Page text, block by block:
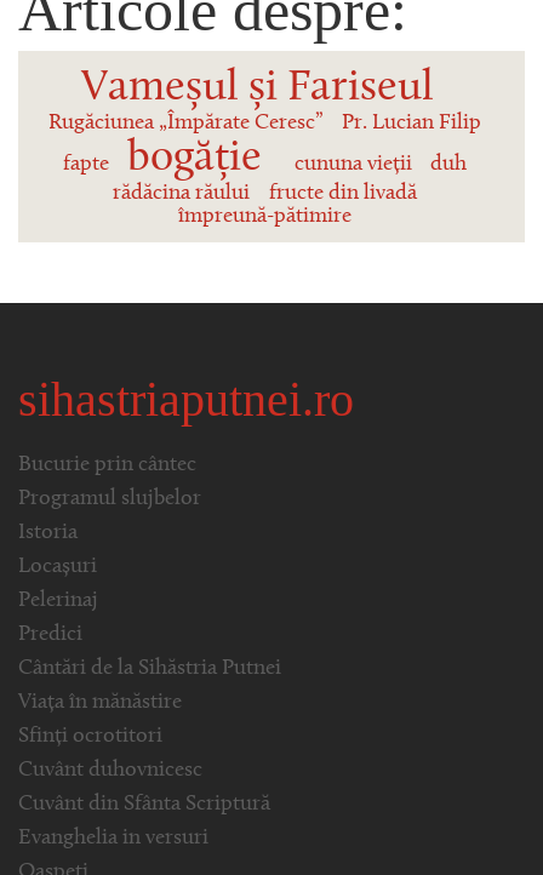
Vameșul și Fariseul
Rugăciunea „Împărate Ceresc”
Pr. Lucian Filip
fapte
bogăție cununa vieții
duh
rădăcina răului
fructe din livadă
împreună-pătimire
sihastriaputnei.ro
Bucurie prin cântec
Programul slujbelor
Istoria
Locașuri
Pelerinaj
Predici
Cântări de la Sihăstria Putnei
Viața în mănăstire
Sfinți ocrotitori
Cuvânt duhovnicesc
Cuvânt din Sfânta Scriptură
Evanghelia in versuri